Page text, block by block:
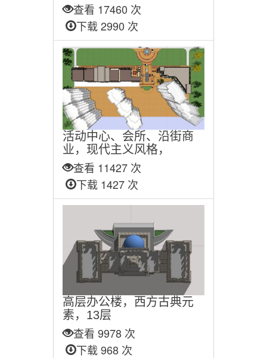
查看 17460 次
下载 2990 次
活动中心、会所、沿街商
业，现代主义风格，
查看 11427 次
下载 1427 次
高层办公楼，西方古典元
素，13层
查看 9978 次
下载 968 次